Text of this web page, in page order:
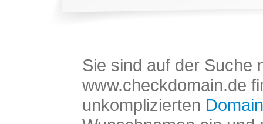
Sie sind auf der Suche
www.checkdomain.de
unkomplizierten